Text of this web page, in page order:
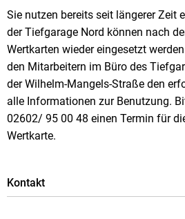
Sie nutzen bereits seit längerer Zeit
der Tiefgarage Nord können nach
Wertkarten wieder eingesetzt
den Mitarbeitern im Büro des
der Wilhelm-Mangels-Straße den
alle Informationen zur Benutzung.
02602/ 95 00 48 einen Termin für
Wertkarte.
Kontakt